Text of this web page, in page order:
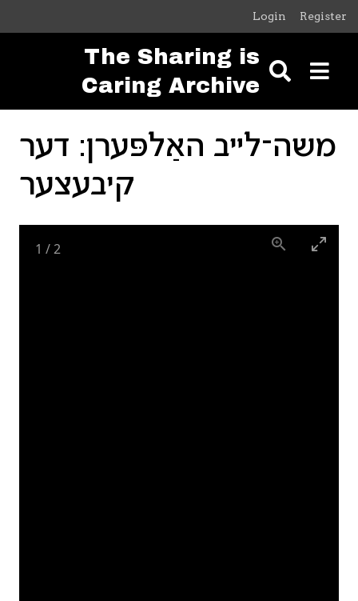
Skip to main content
Login Register
The Sharing is
Caring Archive
משה־לײב האַלפּערן: דער
קיבעצער
1 /2